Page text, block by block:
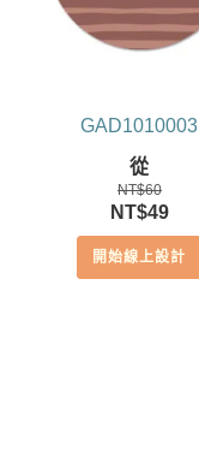
GAD1010003
從
NT$60
原
始
價
NT$49目
前
價
開始線上設計